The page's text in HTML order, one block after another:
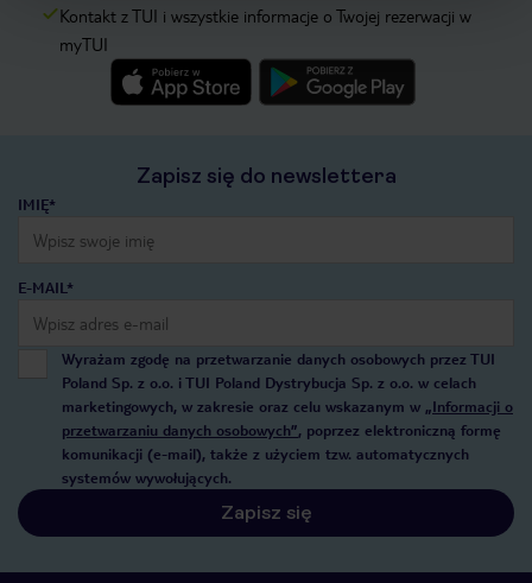
Kontakt z TUI i wszystkie informacje o Twojej rezerwacji w
myTUI
Zapisz się do newslettera
IMIĘ*
E-MAIL*
Wyrażam zgodę na przetwarzanie danych osobowych przez TUI
Poland Sp. z o.o. i TUI Poland Dystrybucja Sp. z o.o. w celach
marketingowych, w zakresie oraz celu wskazanym w „Informacji o
przetwarzaniu danych osobowych”, poprzez elektroniczną formę
komunikacji (e-mail), także z użyciem tzw. automatycznych
systemów wywołujących.
Zapisz się